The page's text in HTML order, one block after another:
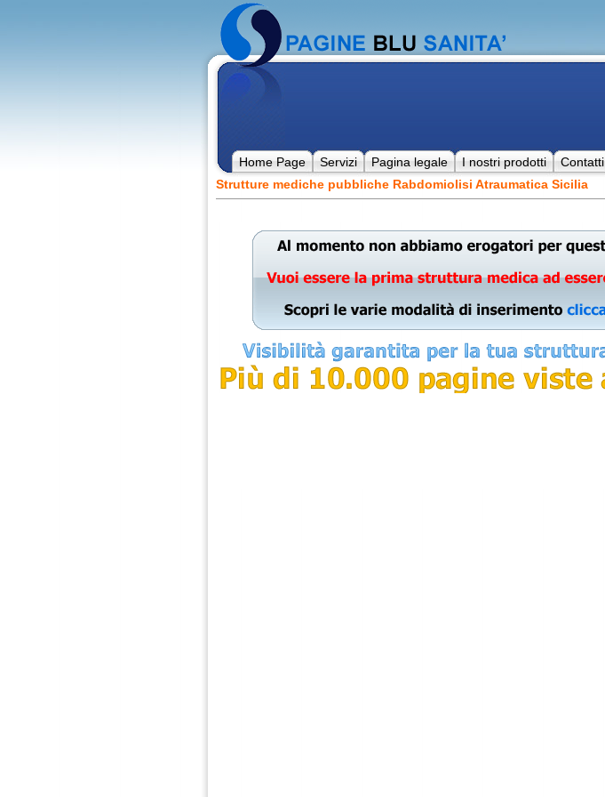
Home Page Servizi Pagina legale I nostri prodotti Contatti
Strutture mediche pubbliche Rabdomiolisi Atraumatica Sicilia